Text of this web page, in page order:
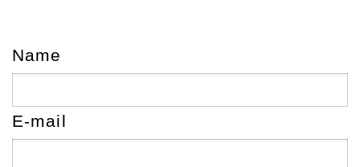
Name
E-mail